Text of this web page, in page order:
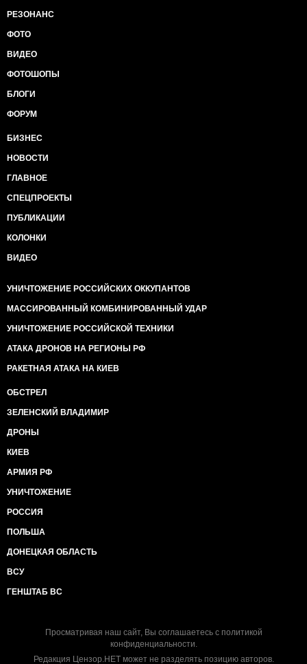
РЕЗОНАНС
ФОТО
ВИДЕО
ФОТОШОПЫ
БЛОГИ
ФОРУМ
БИЗНЕС
НОВОСТИ
ГЛАВНОЕ
СПЕЦПРОЕКТЫ
ПУБЛИКАЦИИ
КОЛОНКИ
ВИДЕО
УНИЧТОЖЕНИЕ РОССИЙСКИХ ОККУПАНТОВ
МАССИРОВАННЫЙ КОМБИНИРОВАННЫЙ УДАР
УНИЧТОЖЕНИЕ РОССИЙСКОЙ ТЕХНИКИ
АТАКА ДРОНОВ НА РЕГИОНЫ РФ
РАКЕТНАЯ АТАКА НА КИЕВ
ОБСТРЕЛ
ЗЕЛЕНСКИЙ ВЛАДИМИР
ДРОНЫ
КИЕВ
АРМИЯ РФ
УНИЧТОЖЕНИЕ
РОССИЯ
ПОЛЬША
ДОНЕЦКАЯ ОБЛАСТЬ
ВСУ
ГЕНШТАБ ВС
Просматривая наш сайт, Вы соглашаетесь с политикой
конфиденциальности.
Редакция Цензор.НЕТ может не разделять позицию авторов.